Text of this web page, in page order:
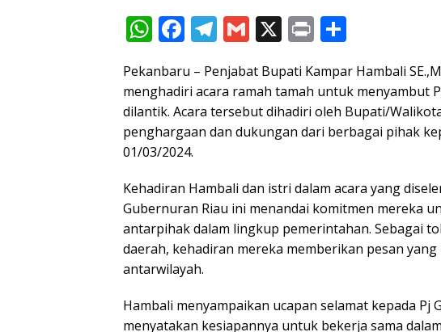
W
at
s
A
p
p
F
e
b
o
o
k
T
e
gr
a
G
ai
l
X Pr
t ar
e
Pekanbaru – Penjabat Bupati Kampar Hambali
menghadiri acara ramah tamah untuk menyambut
dilantik. Acara tersebut dihadiri oleh Bupati/
penghargaan dan dukungan dari berbagai pihak
01/03/2024.
Kehadiran Hambali dan istri dalam acara yang
Gubernuran Riau ini menandai komitmen mereka
antarpihak dalam lingkup pemerintahan. Sebagai
daerah, kehadiran mereka memberikan pesan
antarwilayah.
Hambali menyampaikan ucapan selamat kepada Pj
menyatakan kesiapannya untuk bekerja sama